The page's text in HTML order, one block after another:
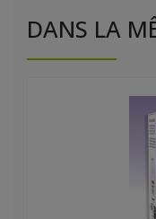
DANS LA